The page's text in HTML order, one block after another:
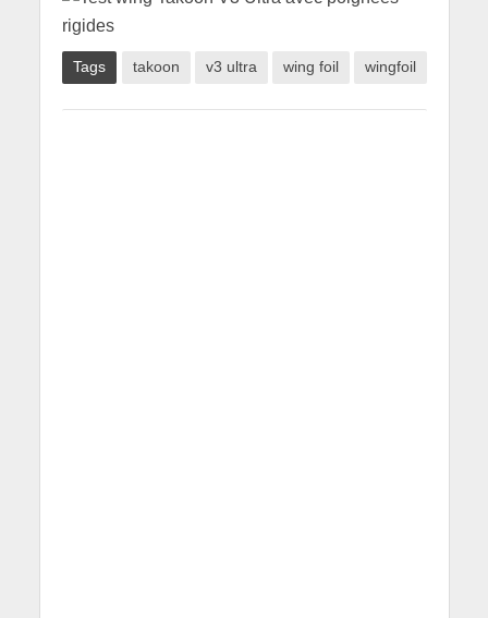
Tags takoon v3 ultra wing foil wingfoil